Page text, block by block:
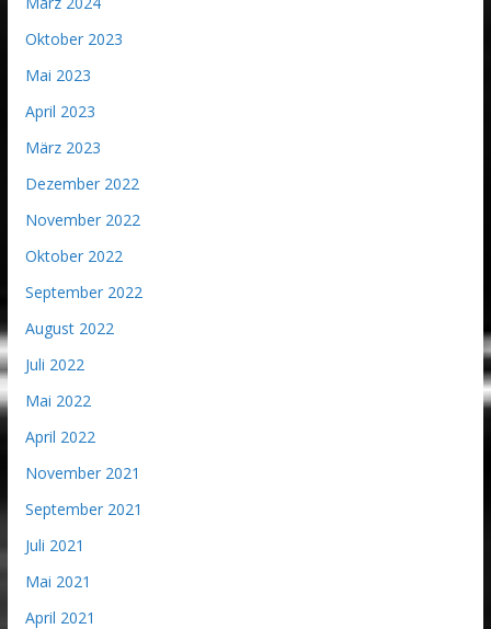
Oktober 2023
Mai 2023
April 2023
März 2023
Dezember 2022
November 2022
Oktober 2022
September 2022
August 2022
Juli 2022
Mai 2022
April 2022
November 2021
September 2021
Juli 2021
Mai 2021
April 2021